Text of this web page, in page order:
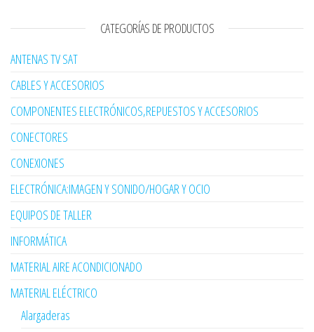
CATEGORÍAS DE PRODUCTOS
ANTENAS TV SAT
CABLES Y ACCESORIOS
COMPONENTES ELECTRÓNICOS,REPUESTOS Y ACCESORIOS
CONECTORES
CONEXIONES
ELECTRÓNICA:IMAGEN Y SONIDO/HOGAR Y OCIO
EQUIPOS DE TALLER
INFORMÁTICA
MATERIAL AIRE ACONDICIONADO
MATERIAL ELÉCTRICO
Alargaderas